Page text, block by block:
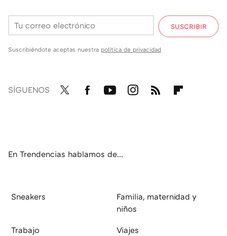
SUSCRIBIR
Suscribiéndote aceptas nuestra política de privacidad
SÍGUENOS
En Trendencias hablamos de...
Sneakers
Familia, maternidad y
niños
Trabajo Viajes